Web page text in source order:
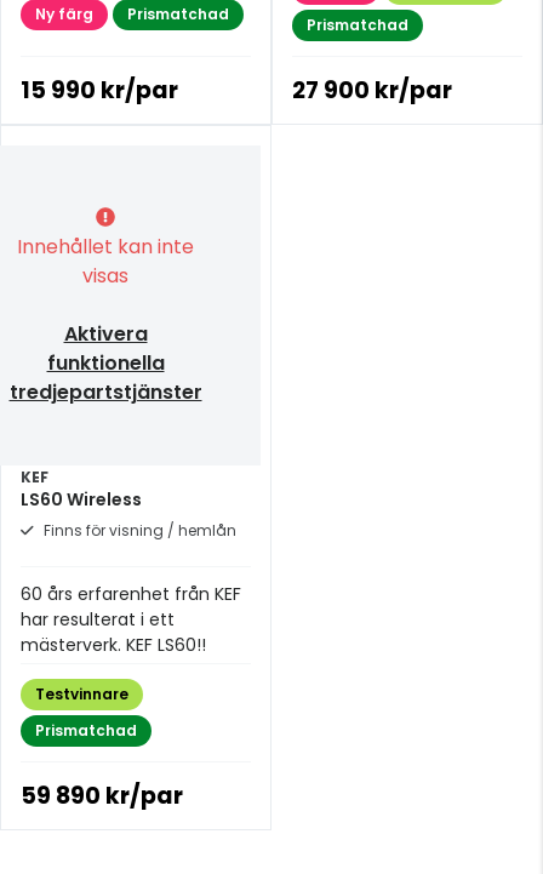
Ny färg Prismatchad
15 990 kr/par
Prismatchad
27 900 kr/par
Innehållet kan inte
visas
Aktivera
funktionella
tredjepartstjänster
KEF
LS60 Wireless
Finns för visning / hemlån
60 års erfarenhet från KEF
har resulterat i ett
mästerverk. KEF LS60!!
Testvinnare
Prismatchad
59 890 kr/par